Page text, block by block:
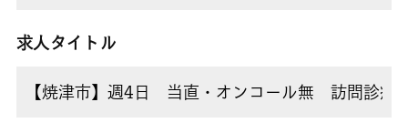
求人タイトル